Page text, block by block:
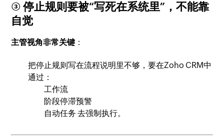
③ 停止规则要被“写死在系统里”，不能靠
自觉
主管视角非常关键 ：
把停止规则写在流程说明里不够，要在Zoho CRM中
通过：
工作流
阶段停滞预警
自动任务 去强制执行。